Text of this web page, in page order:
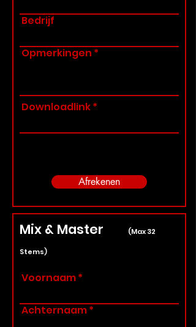
Bedrijf
Opmerkingen
Downloadlink
Afrekenen
Mix & Master (Max 32
Stems)
Voornaam
Achternaam